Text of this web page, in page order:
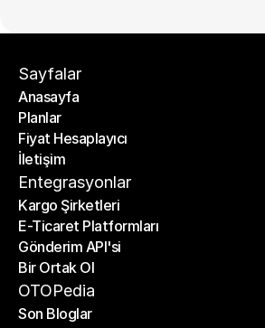
Sayfalar
Anasayfa
Anasayfa
Planlar
Planlar
Fiyat Hesaplayıcı
Fiyat Hesaplayıcı
İletişim
İletişim
Entegrasyonlar
Kargo Şirketleri
Kargo Şirketleri
E-Ticaret Platformları
E-Ticaret Platformları
Gönderim API'si
Gönderim API'si
Bir Ortak Ol
Bir Ortak Ol
OTOPedia
Son Bloglar